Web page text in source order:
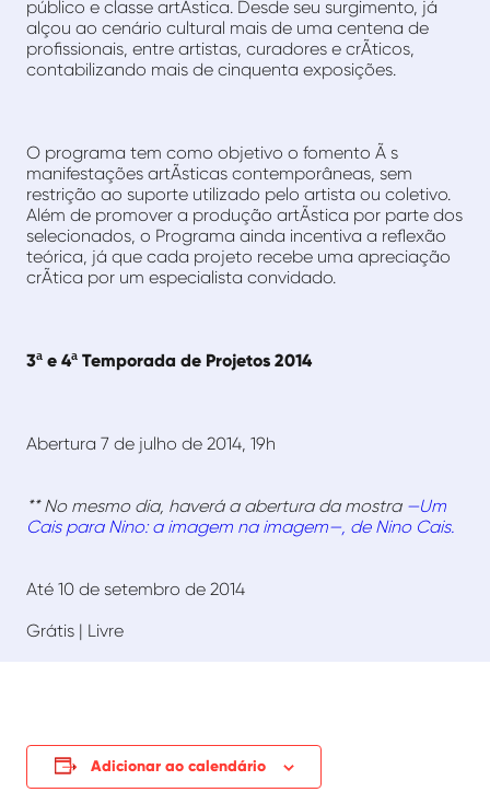
público e classe artÃ­stica. Desde seu surgimento, já
alçou ao cenário cultural mais de uma centena de
profissionais, entre artistas, curadores e crÃ­ticos,
contabilizando mais de cinquenta exposições.
O programa tem como objetivo o fomento Ã s
manifestações artÃ­sticas contemporâneas, sem
restrição ao suporte utilizado pelo artista ou coletivo.
Além de promover a produção artÃ­stica por parte dos
selecionados, o Programa ainda incentiva a reflexão
teórica, já que cada projeto recebe uma apreciação
crÃ­tica por um especialista convidado.
3ª e 4ª Temporada de Projetos 2014
Abertura 7 de julho de 2014, 19h
** No mesmo dia, haverá a abertura da mostra —Um
Cais para Nino: a imagem na imagem—, de Nino Cais.
Até 10 de setembro de 2014
Grátis | Livre
Adicionar ao calendário